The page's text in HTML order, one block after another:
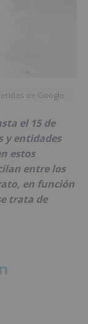
de Google
el 15 de
y entidades
estos
entre los
en función
trata de